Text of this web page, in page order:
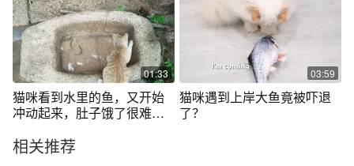
01:33
猫咪看到水里的鱼，又开始
冲动起来，肚子饿了很难
03:59
猫咪遇到上岸大鱼竟被吓退
了？
相关推荐